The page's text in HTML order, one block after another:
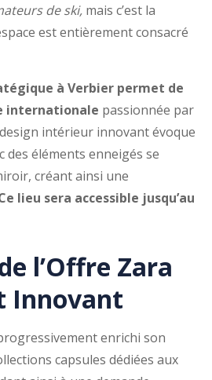
de ski, mais c’est la
est entièrement consacré
à Verbier permet de
internationale passionnée par
intérieur innovant évoque
des éléments enneigés se
créant ainsi une
lieu sera accessible jusqu’au
l’Offre Zara
Innovant
enrichi son
capsules dédiées aux